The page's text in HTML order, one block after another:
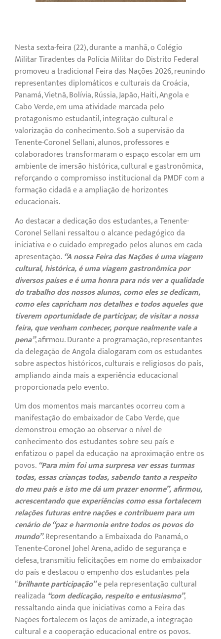
Nesta sexta-feira (22), durante a manhã, o Colégio
Militar Tiradentes da Polícia Militar do Distrito Federal
promoveu a tradicional Feira das Nações 2026, reunindo
representantes diplomáticos e culturais da Croácia,
Panamá, Vietnã, Bolívia, Rússia, Japão, Haiti, Angola e
Cabo Verde, em uma atividade marcada pelo
protagonismo estudantil, integração cultural e
valorização do conhecimento. Sob a supervisão da
Tenente-Coronel Sellani, alunos, professores e
colaboradores transformaram o espaço escolar em um
ambiente de imersão histórica, cultural e gastronômica,
reforçando o compromisso institucional da PMDF com a
formação cidadã e a ampliação de horizontes
educacionais.
Ao destacar a dedicação dos estudantes, a Tenente-
Coronel Sellani ressaltou o alcance pedagógico da
iniciativa e o cuidado empregado pelos alunos em cada
apresentação.“A nossa Feira das Nações é uma viagem
cultural, histórica, é uma viagem gastronômica por
diversos países e é uma honra para nós ver a qualidade
do trabalho dos nossos alunos, como eles se dedicam,
como eles capricham nos detalhes e todos aqueles que
tiverem oportunidade de participar, de visitar a nossa
feira, que venham conhecer, porque realmente vale a
pena”, afirmou. Durante a programação, representantes
da delegação de Angola dialogaram com os estudantes
sobre aspectos históricos, culturais e religiosos do país,
ampliando ainda mais a experiência educacional
proporcionada pelo evento.
Um dos momentos mais marcantes ocorreu com a
manifestação do embaixador de Cabo Verde, que
demonstrou emoção ao observar o nível de
conhecimento dos estudantes sobre seu país e
enfatizou o papel da educação na aproximação entre os
povos.“Para mim foi uma surpresa ver essas turmas
todas, essas crianças todas, sabendo tanto a respeito
do meu país e isto me dá um prazer enorme”, afirmou,
acrescentando que experiências como essa fortalecem
relações futuras entre nações e contribuem para um
cenário de “paz e harmonia entre todos os povos do
mundo”. Representando a Embaixada do Panamá, o
Tenente-Coronel Johel Arena, adido de segurança e
defesa, transmitiu felicitações em nome do embaixador
do país e destacou o empenho dos estudantes pela
“brilhante participação”e pela representação cultural
realizada “com dedicação, respeito e entusiasmo”,
ressaltando ainda que iniciativas como a Feira das
Nações fortalecem os laços de amizade, a integração
cultural e a cooperação educacional entre os povos.